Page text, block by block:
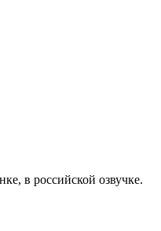
в российской озвучке.